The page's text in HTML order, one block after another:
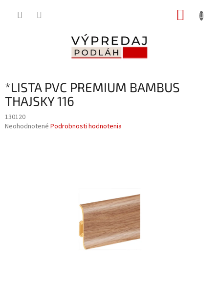
*LISTA PVC PREMIUM BAMBUS
THAJSKY 116
130120
Priemerné
Neohodnotené Podrobnosti hodnotenia